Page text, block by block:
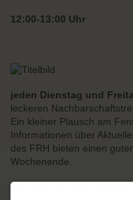
12:00-13:00 Uhr
jeden Dienstag und
leckeren
Ein kleiner Plausch am
Informationen über
des FRH bieten einen
Wochenende.
Wir bitten um eine Spende